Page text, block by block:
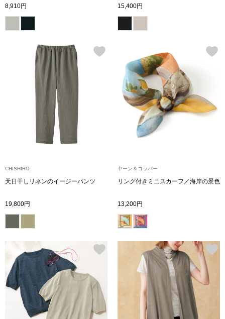
ズ
セイコー〉マウリッツハイス美術館公認フェ
ルメールオマージュウオッチ
ランド
マフラー／ス
スカーフ／ス
手袋
その他
和装
和装小物
8,910円 15,400円
CHISHIRO
天日干しリネンのイージーパンツ
19,800円
ヤーン＆コッパー
リング付きミニスカーフ／海岸の景色
13,200円